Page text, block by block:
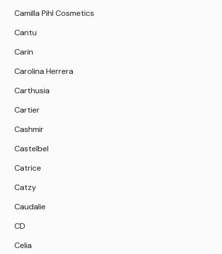
Camilla Pihl Cosmetics
Cantu
Carin
Carolina Herrera
Carthusia
Cartier
Cashmir
Castelbel
Catrice
Catzy
Caudalie
CD
Celia